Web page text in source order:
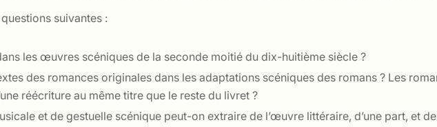
suivantes :
les œuvres scéniques de la seconde moitié du dix-huitième siècle ?
des romances originales dans les adaptations scéniques des romans ? Les
réécriture au même titre que le reste du livret ?
et de gestuelle scénique peut-on extraire de l’œuvre littéraire, d’une part, et